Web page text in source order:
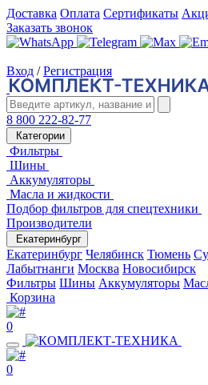
Доставка Оплата Сертификаты
Заказать звонок
Вход / Регистрация
8 800 222-82-77
Категории
Фильтры
Шины
Аккумуляторы
Масла и жидкости
Подбор фильтров для спецтехники
Производители
Екатеринбург
Екатеринбург Челябинск Тюмень
Лабытнанги Москва Новосибирск
Фильтры Шины Аккумуляторы
Корзина
0
0